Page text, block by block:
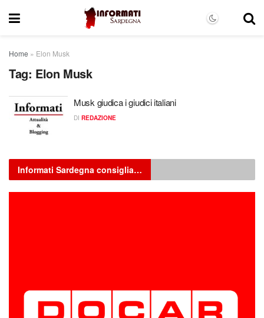
Home » Elon Musk
Tag: Elon Musk
Musk giudica i giudici italiani
DI REDAZIONE
Informati Sardegna consiglia…